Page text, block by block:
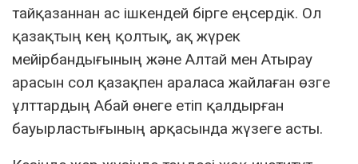
тайқазаннан ас ішкендей бірге еңсердік. Ол
қазақтың кең қолтық, ақ жүрек
мейірбандығының және Алтай мен Атырау
арасын сол қазақпен араласа жайлаған өзге
ұлттардың Абай өнеге етіп қалдырған
бауырластығының арқасында жүзеге асты.